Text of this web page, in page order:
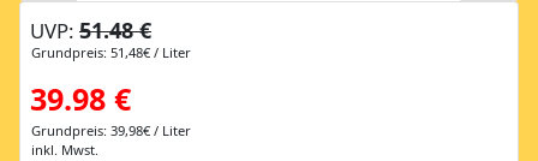
UVP: 51.48 €
Grundpreis: 51,48€ / Liter
39.98 €
Grundpreis: 39,98€ / Liter
inkl. Mwst.